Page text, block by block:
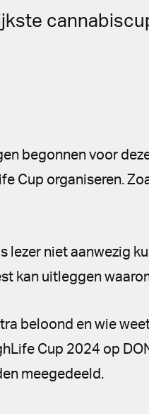
begonnen voor
Cup organiseren.
lezer niet aanwezig
kan uitleggen
beloond en wie
Cup 2024 op
meegedeeld.